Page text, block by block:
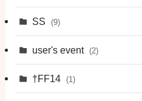
SS (9)
user's event (2)
†FF14 (1)